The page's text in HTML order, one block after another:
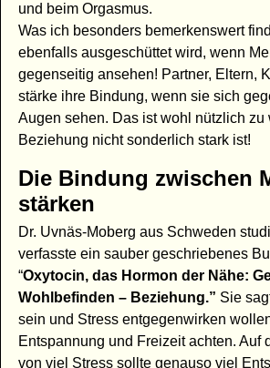
und beim Orgasmus.
Was ich besonders bemerkenswert
ebenfalls ausgeschüttet wird, wenn
gegenseitig ansehen! Partner, Eltern,
stärke ihre Bindung, wenn sie sich
Augen sehen. Das ist wohl nützlich zu
Beziehung nicht sonderlich stark ist!
Die Bindung zwischen
stärken
Dr. Uvnäs-Moberg aus Schweden
verfasste ein sauber geschriebenes
“Oxytocin, das Hormon der Nähe:
Wohlbefinden – Beziehung.” Sie
sein und Stress entgegenwirken
Entspannung und Freizeit achten. Auf
von viel Stress sollte genauso viel